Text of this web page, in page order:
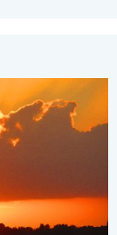
uploader. . .